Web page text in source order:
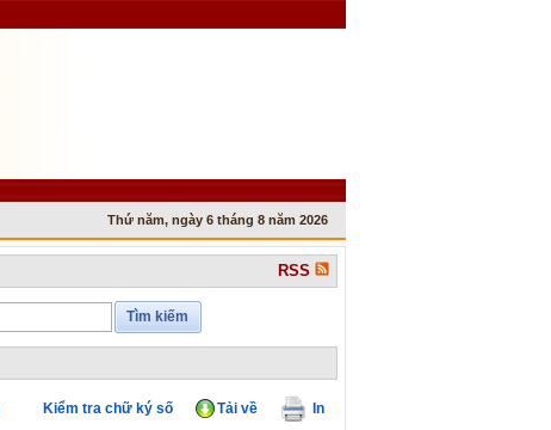
Thứ năm, ngày 6 tháng 8 năm 2026
RSS
Tìm kiếm
Kiểm tra chữ ký số Tải về In